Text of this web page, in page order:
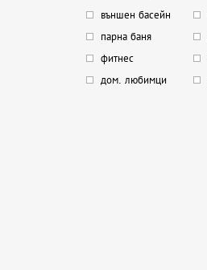
външен басейн
парна баня
фитнес
дом. любимци